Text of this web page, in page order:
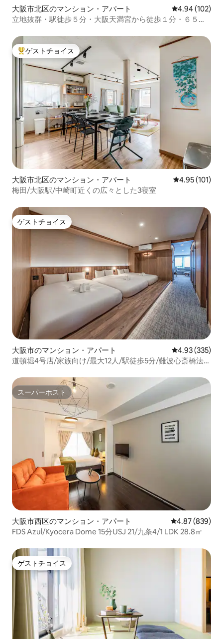
大阪市北区のマンション・アパート レビュー102
4.94 (102)
立地抜群・駅徒歩５分・大阪天満宮から徒歩１分・６５平
大好評のゲストチョイスです。
ゲストチョイス
大阪市北区のマンション・アパート レビュー101
4.95 (101)
梅田/大阪駅/中崎町近くの広々とした3寝室
ゲストチョイス
ゲストチョイス
大阪市のマンション・アパート レビュー335
4.93 (335)
道頓堀4号店/家族向け/最大12人/駅徒歩5分/難波心斎橋法善
スーパーホスト
スーパーホスト
大阪市西区のマンション・アパート レビュー839
4.87 (839)
FDS Azul/Kyocera Dome 15分USJ 21/九条4/1 LDK 28.8㎡
ゲストチョイス
ゲストチョイス